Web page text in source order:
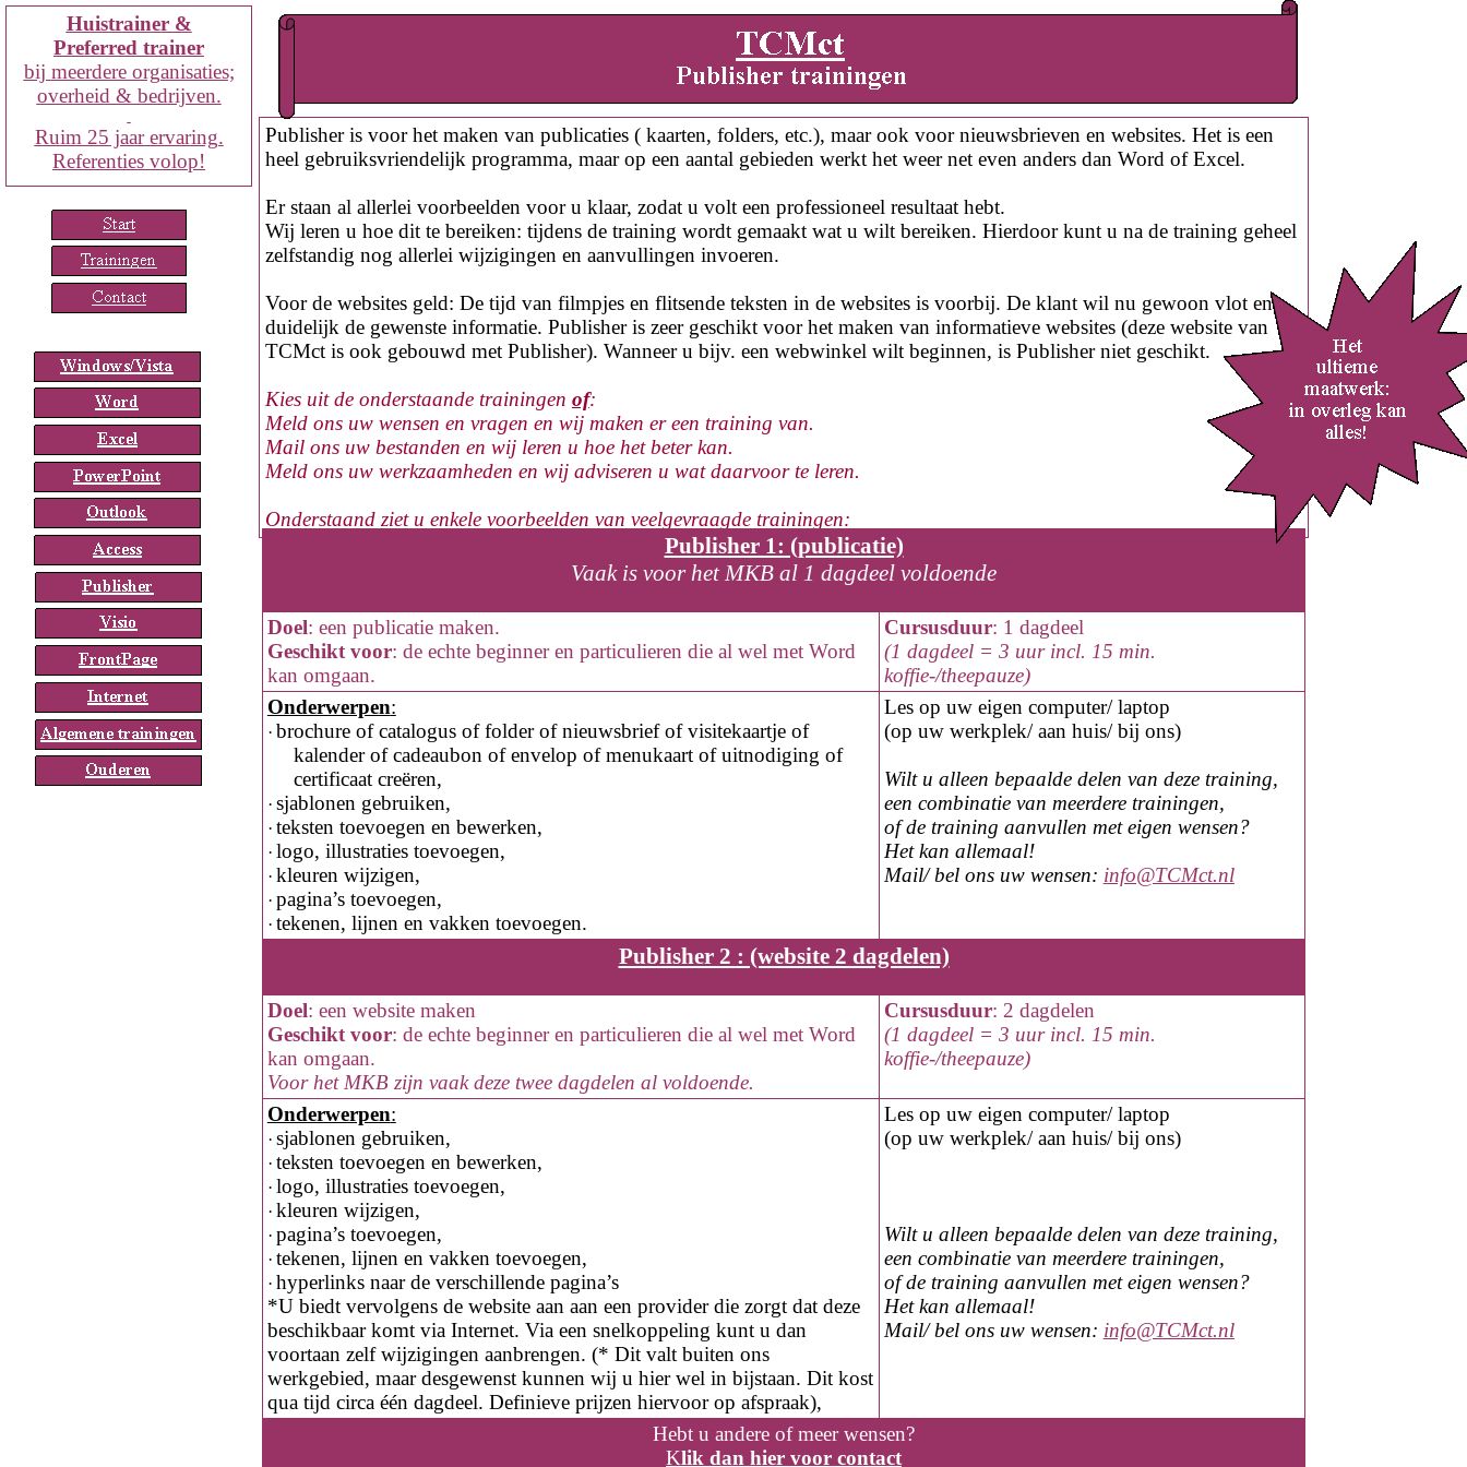
Publisher is voor het maken van publicaties ( kaarten, folders, etc.), maar ook voor nieuwsbrieven en websites. Het is een
heel gebruiksvriendelijk programma, maar op een aantal gebieden werkt het weer net even anders dan Word of Excel.
Er staan al allerlei voorbeelden voor u klaar, zodat u volt een professioneel resultaat hebt.
Wij leren u hoe dit te bereiken: tijdens de training wordt gemaakt wat u wilt bereiken. Hierdoor kunt u na de training geheel
zelfstandig nog allerlei wijzigingen en aanvullingen invoeren.
Voor de websites geld: De tijd van filmpjes en flitsende teksten in de websites is voorbij. De klant wil nu gewoon vlot en
duidelijk de gewenste informatie. Publisher is zeergeschikt voorhet maken van informatieve websites (deze website van
TCMct is ook gebouwd met Publisher). Wanneer u bijv. een webwinkel wilt beginnen, is Publisher niet geschikt.
Kies uit de onderstaande trainingen of:
Meld ons uw wensen en vragen en wij maken er een training van.
Mail ons uw bestanden en wij leren u hoe het beter kan.
Meld ons uw werkzaamheden en wij adviseren u wat daarvoor te leren.
Onderstaand ziet u enkele voorbeelden van veelgevraagde trainingen:
Huistrainer &
Preferred trainer
bij meerdere organisaties;
overheid & bedrijven.
Ruim 25 jaar ervaring.
Referenties volop!
Publisher 1: (publicatie)
Vaak is voor het MKB al 1 dagdeel voldoende
Doel: een publicatie maken.
Geschikt voor: de echte beginner en particulieren die al wel met Word
kan omgaan.
Cursusduur: 1 dagdeel
(1 dagdeel = 3 uur incl. 15 min.
koffie-/theepauze)
Onderwerpen:
· brochure of catalogus of folder of nieuwsbrief of visitekaartje of
kalender of cadeaubon of envelop of menukaart of uitnodiging of
certificaat creëren,
· sjablonen gebruiken,
· teksten toevoegen en bewerken,
· logo, illustraties toevoegen,
· kleuren wijzigen,
· pagina’s toevoegen,
· tekenen, lijnen en vakken toevoegen.
Les op uw eigen computer/ laptop
(op uw werkplek/ aan huis/ bij ons)
Wilt u alleen bepaalde delen van deze training,
een combinatie van meerdere trainingen,
of de training aanvullen met eigen wensen?
Het kan allemaal!
Mail/ bel ons uw wensen: info@TCMct.nl
Publisher 2 : (website 2 dagdelen)
Doel: een website maken
Geschikt voor: de echte beginner en particulieren die al wel met Word
kan omgaan.
Voor het MKB zijn vaak deze twee dagdelen al voldoende.
Cursusduur: 2 dagdelen
(1 dagdeel = 3 uur incl. 15 min.
koffie-/theepauze)
Onderwerpen:
· sjablonen gebruiken,
· teksten toevoegen en bewerken,
· logo, illustraties toevoegen,
· kleuren wijzigen,
· pagina’s toevoegen,
· tekenen, lijnen en vakken toevoegen,
· hyperlinks naar de verschillende pagina’s
*U biedt vervolgens de website aan aan een provider die zorgt dat deze
beschikbaar komt via Internet. Via een snelkoppeling kunt u dan
voortaan zelf wijzigingen aanbrengen. (* Dit valt buiten ons
werkgebied, maar desgewenst kunnen wij u hier wel in bijstaan. Dit kost
qua tijd circa één dagdeel. Definieve prijzen hiervoor op afspraak),
Les op uw eigen computer/ laptop
(op uw werkplek/ aan huis/ bij ons)
Wilt u alleen bepaalde delen van deze training,
een combinatie van meerdere trainingen,
of de training aanvullen met eigen wensen?
Het kan allemaal!
Mail/ bel ons uw wensen: info@TCMct.nl
Hebt u andere of meer wensen?
Klik dan hier voor contact